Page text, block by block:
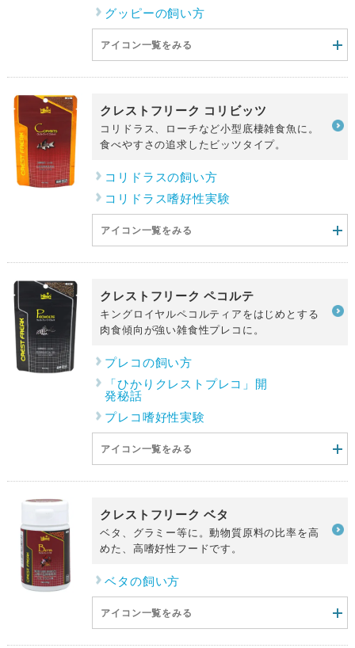
グッピーの飼い方
アイコン一覧をみる
クレストフリーク コリビッツ
コリドラス、ローチなど小型底棲雑食魚に。
食べやすさの追求したビッツタイプ。
コリドラスの飼い方
コリドラス嗜好性実験
アイコン一覧をみる
クレストフリーク ペコルテ
キングロイヤルペコルティアをはじめとする
肉食傾向が強い雑食性プレコに。
プレコの飼い方
「ひかりクレストプレコ」開
発秘話
プレコ嗜好性実験
アイコン一覧をみる
クレストフリーク ベタ
ベタ、グラミー等に。動物質原料の比率を高
めた、高嗜好性フードです。
ベタの飼い方
アイコン一覧をみる